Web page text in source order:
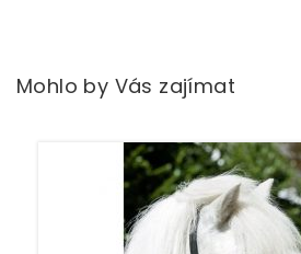
Mohlo by Vás zajímat